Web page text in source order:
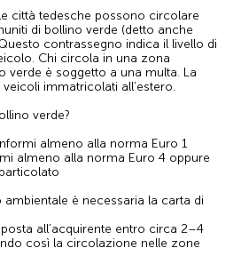
città tedesche possono circolare
di bollino verde (detto anche
contrassegno indica il livello di
Chi circola in una zona
verde è soggetto a una multa. La
immatricolati all’estero.
verde?
almeno alla norma Euro 1
almeno alla norma Euro 4 oppure
ambientale è necessaria la carta di
all’acquirente entro circa 2–4
così la circolazione nelle zone